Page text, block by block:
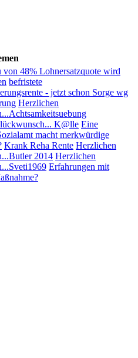
von 48% Lohnersatzquote wird
befristete
- jetzt schon Sorge wg
Herzlichen
K@lle Eine
macht merkwürdige
Krank Reha Rente Herzlichen
2014 Herzlichen
Erfahrungen mit